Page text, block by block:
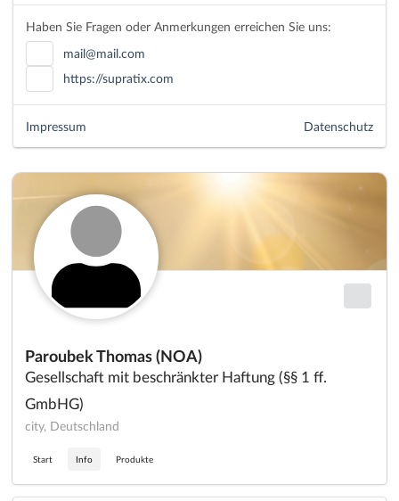
Paroubek Thomas (NOA)
Gesellschaft mit beschränkter Haftung (§§ 1 ff.
GmbHG)
city, Deutschland
Start Info Produkte
Haben Sie Fragen oder Anmerkungen erreichen Sie uns:
mail@mail.com
https://supratix.com
Datenschutz
Impressum